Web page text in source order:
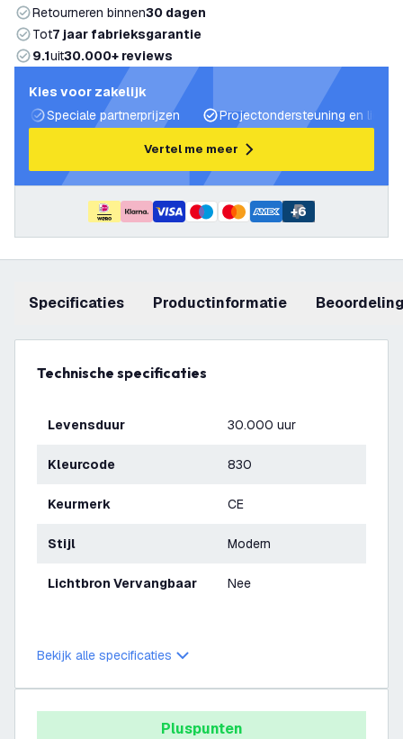
Retourneren binnen30 dagen
Tot7 jaar fabrieksgarantie
9.1uit30.000+ reviews
Kies voor zakelijk
Speciale partnerprijzen
Projectondersteuning en
Vertel me meer
+6
Specificaties productinformatie
Technische specificaties
Levensduur 30.000 uur
Kleurcode 830
Keurmerk CE
Stijl Modern
Lichtbron Vervangbaar Nee
Bekijk alle specificaties
Pluspunten